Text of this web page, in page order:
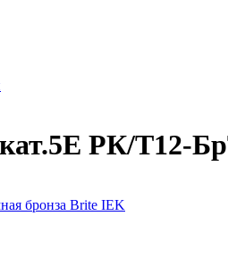
кат.5E РК/Т12-